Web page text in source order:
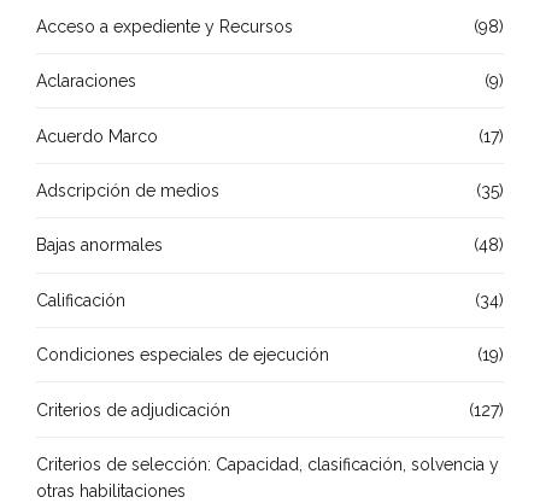
Acceso a expediente y Recursos (98)
Aclaraciones (9)
Acuerdo Marco (17)
Adscripción de medios (35)
Bajas anormales (48)
Calificación (34)
Condiciones especiales de ejecución (19)
Criterios de adjudicación (127)
Criterios de selección: Capacidad, clasificación, solvencia y
otras habilitaciones